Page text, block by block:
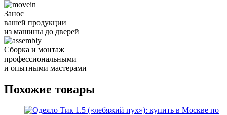
Занос
вашей продукции
из машины до дверей
Сборка и монтаж
профессиональными
и опытными мастерами
Похожие товары